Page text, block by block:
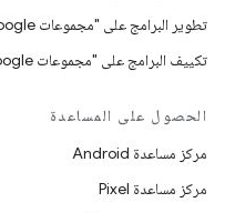
تطوير البرامج على "مجموعات Google"
تكييف البرامج على "مجموعات Google"
الحصول على المساعدة
مركز مساعدة Android
مركز مساعدة Pixel